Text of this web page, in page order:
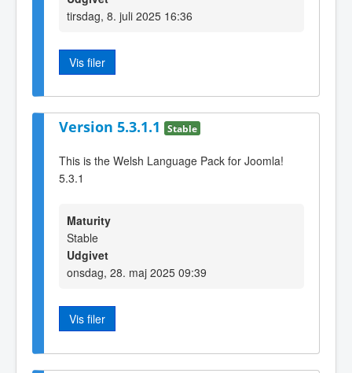
tirsdag, 8. juli 2025 16:36
Vis filer
Version 5.3.1.1 Stable
This is the Welsh Language Pack for Joomla!
5.3.1
Maturity
Stable
Udgivet
onsdag, 28. maj 2025 09:39
Vis filer